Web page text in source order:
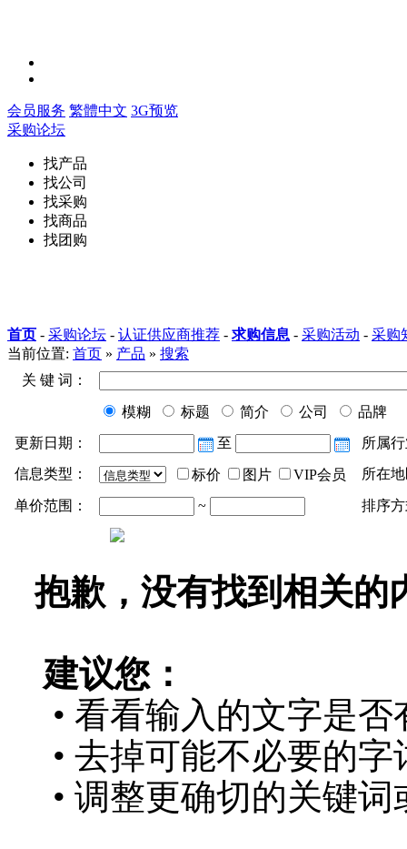
会员服务 繁體中文 3G预览
采购论坛
找产品
找公司
找采购
找商品
找团购
首页 - 采购论坛 - 认证供应商推荐 - 求购信息 - 采购活动 - 采购
当前位置: 首页 » 产品 » 搜索
关 键 词：
模糊 标题 简介 公司
品牌
更新日期：
至
所属
信息类型：
标价 图片 VIP会员 所在
单价范围： ~ 排序
抱歉，没有找到相关的
建议您：
• 看看输入的文字是否
• 去掉可能不必要的字
• 调整更确切的关键